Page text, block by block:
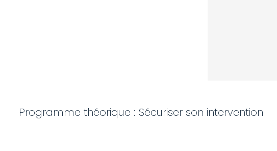
Programme théorique : Sécuriser son intervention